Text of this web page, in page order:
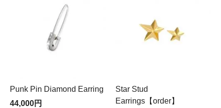
Punk Pin Diamond Earring
44,000円
Star Stud
Earrings【order】